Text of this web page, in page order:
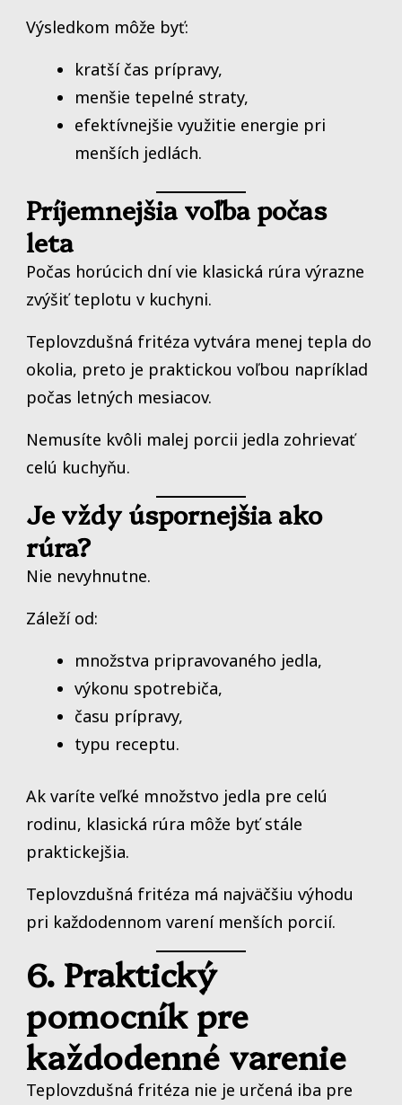
Výsledkom môže byť:
kratší čas prípravy,
menšie tepelné straty,
efektívnejšie využitie energie pri
menších jedlách.
Príjemnejšia voľba počas
leta
Počas horúcich dní vie klasická rúra výrazne
zvýšiť teplotu v kuchyni.
Teplovzdušná fritéza vytvára menej tepla do
okolia, preto je praktickou voľbou napríklad
počas letných mesiacov.
Nemusíte kvôli malej porcii jedla zohrievať
celú kuchyňu.
Je vždy úspornejšia ako
rúra?
Nie nevyhnutne.
Záleží od:
množstva pripravovaného jedla,
výkonu spotrebiča,
času prípravy,
typu receptu.
Ak varíte veľké množstvo jedla pre celú
rodinu, klasická rúra môže byť stále
praktickejšia.
Teplovzdušná fritéza má najväčšiu výhodu
pri každodennom varení menších porcií.
6. Praktický
pomocník pre
každodenné varenie
Teplovzdušná fritéza nie je určená iba pre